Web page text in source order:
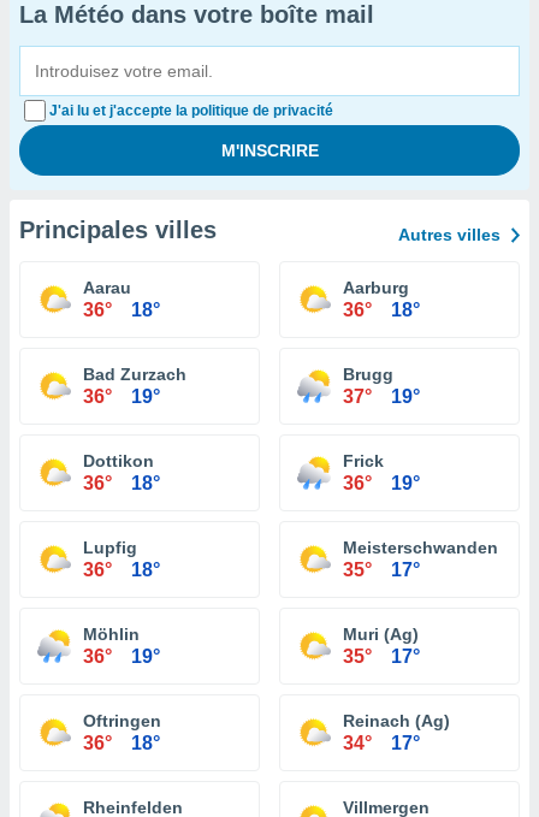
La Météo dans votre boîte mail
J'ai lu et j'accepte la politique de privacité
Principales villes Autres villes
Aarau
36° 18°
Aarburg
36° 18°
Bad Zurzach
36° 19°
Brugg
37° 19°
Dottikon
36° 18°
Frick
36° 19°
Lupfig
36° 18°
Meisterschwanden
35° 17°
Möhlin
36° 19°
Muri (Ag)
35° 17°
Oftringen
36° 18°
Reinach (Ag)
34° 17°
Rheinfelden Villmergen